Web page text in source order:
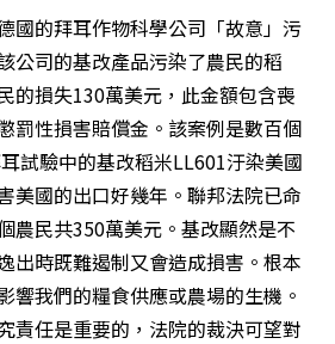
國的拜耳作物科學公司「故意」污
公司的基改產品污染了農民的稻
的損失130萬美元，此金額包含喪
罰性損害賠償金。該案例是數百個
試驗中的基改稻米LL601汙染美國
美國的出口好幾年。聯邦法院已命
農民共350萬美元。基改顯然是不
出時既難遏制又會造成損害。根本
響我們的糧食供應或農場的生機。
責任是重要的，法院的裁決可望對